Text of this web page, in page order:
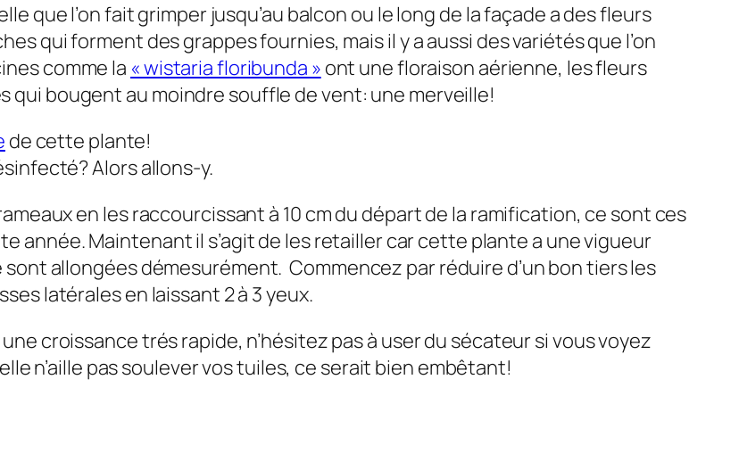
que l’on fait grimper jusqu’au balcon ou le long de la façade a des fleurs
qui forment des grappes fournies, mais il y a aussi des variétés que l’on
comme la « wistaria floribunda » ont une floraison aérienne, les fleurs
bougent au moindre souffle de vent: une merveille!
de cette plante!
Alors allons-y.
en les raccourcissant à 10 cm du départ de la ramification, ce sont ces
année. Maintenant il s’agit de les retailler car cette plante a une vigueur
allongées démesurément. Commencez par réduire d’un bon tiers les
latérales en laissant 2 à 3 yeux.
croissance trés rapide, n’hésitez pas à user du sécateur si vous voyez
n’aille pas soulever vos tuiles, ce serait bien embêtant!